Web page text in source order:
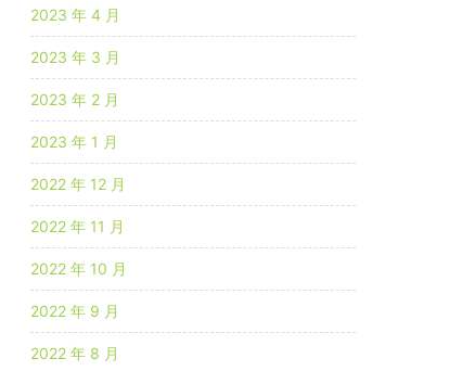
2023 年 4 月
2023 年 3 月
2023 年 2 月
2023 年 1 月
2022 年 12 月
2022 年 11 月
2022 年 10 月
2022 年 9 月
2022 年 8 月